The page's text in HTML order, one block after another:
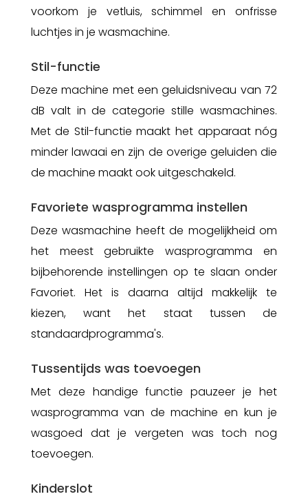
voorkom je vetluis, schimmel en onfrisse
luchtjes in je wasmachine.
Stil-functie
Deze machine met een geluidsniveau van 72
dB valt in de categorie stille wasmachines.
Met de Stil-functie maakt het apparaat nóg
minder lawaai en zijn de overige geluiden die
de machine maakt ook uitgeschakeld.
Favoriete wasprogramma instellen
Deze wasmachine heeft de mogelijkheid om
het meest gebruikte wasprogramma en
bijbehorende instellingen op te slaan onder
Favoriet. Het is daarna altijd makkelijk te
kiezen, want het staat tussen de
standaardprogramma's.
Tussentijds was toevoegen
Met deze handige functie pauzeer je het
wasprogramma van de machine en kun je
wasgoed dat je vergeten was toch nog
toevoegen.
Kinderslot